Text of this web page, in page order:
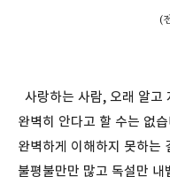
(
사랑하는 사람, 오래 알고
완벽히 안다고 할 수는 없
완벽하게 이해하지 못하는
불평불만만 많고 독설만